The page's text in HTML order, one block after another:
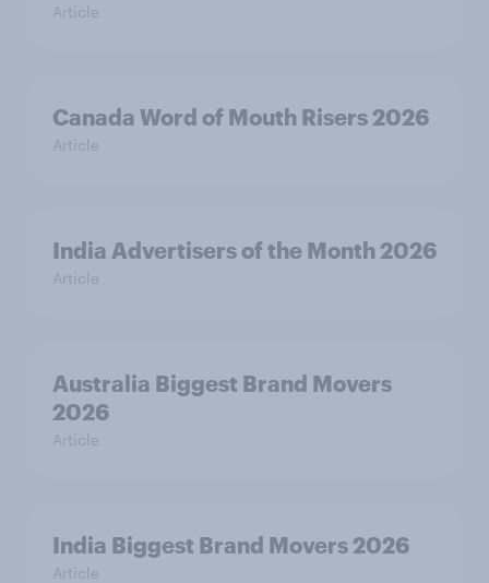
Article
Canada Word of Mouth Risers 2026
Article
India Advertisers of the Month 2026
Article
Australia Biggest Brand Movers
2026
Article
India Biggest Brand Movers 2026
Article